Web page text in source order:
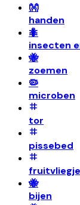
👐
handen
🐜
insecten
🐝
zoemen
🦠
microben
tor
pissebed
🐝
bijen